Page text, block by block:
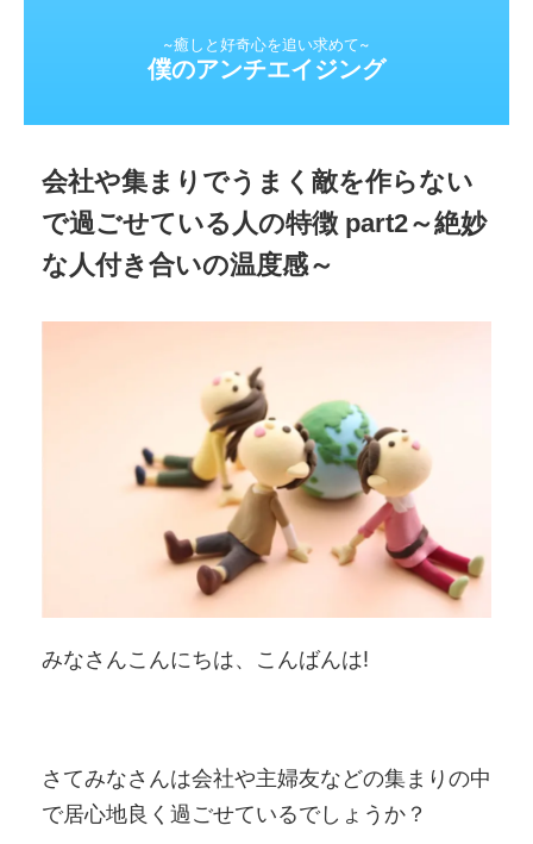
~癒しと好奇心を追い求めて~
僕のアンチエイジング
会社や集まりでうまく敵を作らない
で過ごせている人の特徴 part2～絶妙
な人付き合いの温度感～
みなさんこんにちは、こんばんは!
さてみなさんは会社や主婦友などの集まりの中
で居心地良く過ごせているでしょうか？